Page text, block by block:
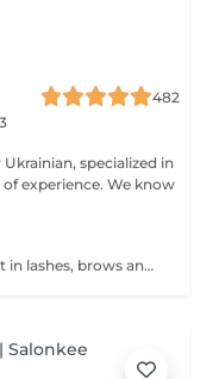
482
specialized in
We know
Service performed by Diana, our expert in lashes, brows and hair removal, with over 10 years of experience, ensuring precision and high-quality results.